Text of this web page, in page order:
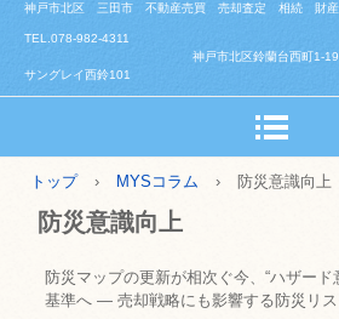
神戸市北区 三田市 不動産売買 売却査定 相続 財産
TEL.078-982-4311
神戸市北区鈴蘭台西町1-
サングレイ西鈴101
トップ › MYSコラム › 防災意識向上
防災意識向上
防災マップの更新が相次ぐ今、“ハザード
基準へ — 売却戦略にも影響する防災リス